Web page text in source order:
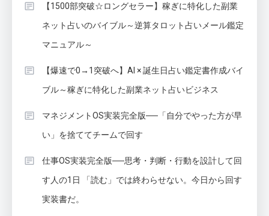
【1500部突破☆ロングセラー】稼ぎに特化した副業
ネット占いのバイブル～逆算タロット占いメール鑑定
マニュアル～
【爆速で0→1突破へ】AI × 誕生日占い鑑定書作成バイ
ブル～稼ぎに特化した副業ネット占いビジネス
マネジメントOS実装完全版──「自分でやった方が早
い」を捨ててチームで回す
仕事OS実装完全版──思考・判断・行動を設計して回
す人の1日 「読む」では終わらせない。今日から回す
実装書だ。